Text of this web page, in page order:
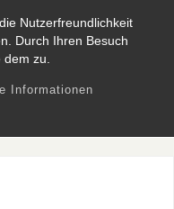
Nutzerfreundlichkeit
Durch Ihren Besuch
zu.
Informationen
UND SOFTBALL IN